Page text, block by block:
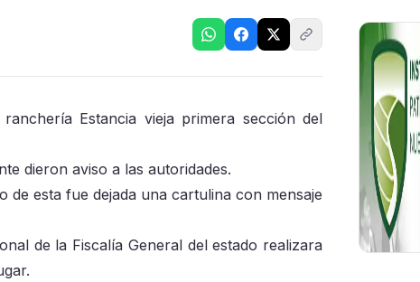
Estancia vieja primera sección del
dieron aviso a las autoridades.
esta fue dejada una cartulina con mensaje
de la Fiscalía General del estado realizara